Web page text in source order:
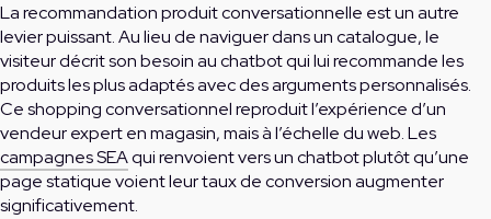
La recommandation produit conversationnelle est un autre
levier puissant. Au lieu de naviguer dans un catalogue, le
visiteur décrit son besoin au chatbot qui lui recommande les
produits les plus adaptés avec des arguments personnalisés.
Ce shopping conversationnel reproduit l’expérience d’un
vendeur expert en magasin, mais à l’échelle du web. Les
campagnes SEAqui renvoient vers un chatbot plutôt qu’une
page statique voient leur taux de conversion augmenter
significativement.